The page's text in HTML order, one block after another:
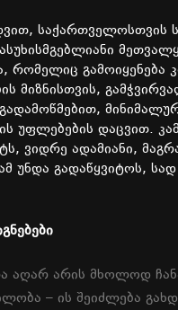
, საქართველოსთვის
, რომელიც გამოიყენება
მიზნისთვის,
გადამოწმებით,
უფლებების დაცვით.
, ვიდრე ადამიანი,
უნდა გადაწყვიტოს, სად
აღარ არის მხოლოდ
– ის შეიძლება